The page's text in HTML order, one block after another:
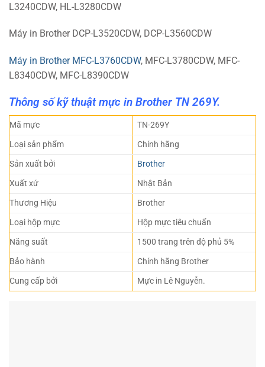
L3240CDW, HL-L3280CDW
Máy in Brother DCP-L3520CDW, DCP-L3560CDW
Máy in Brother MFC-L3760CDW, MFC-L3780CDW, MFC-
L8340CDW, MFC-L8390CDW
Thông số kỹ thuật mực in Brother TN 269Y.
Mã mực
TN-269Y
Loại sản phẩm
Chính hãng
Sản xuất bởi
Brother
Xuất xứ
Nhật Bản
Thương Hiệu
Brother
Loại hộp mực
Hộp mực tiêu chuẩn
Năng suất
1500 trang trên độ phủ 5%
Bảo hành
Chính hãng Brother
Cung cấp bởi
Mực in Lê Nguyễn.